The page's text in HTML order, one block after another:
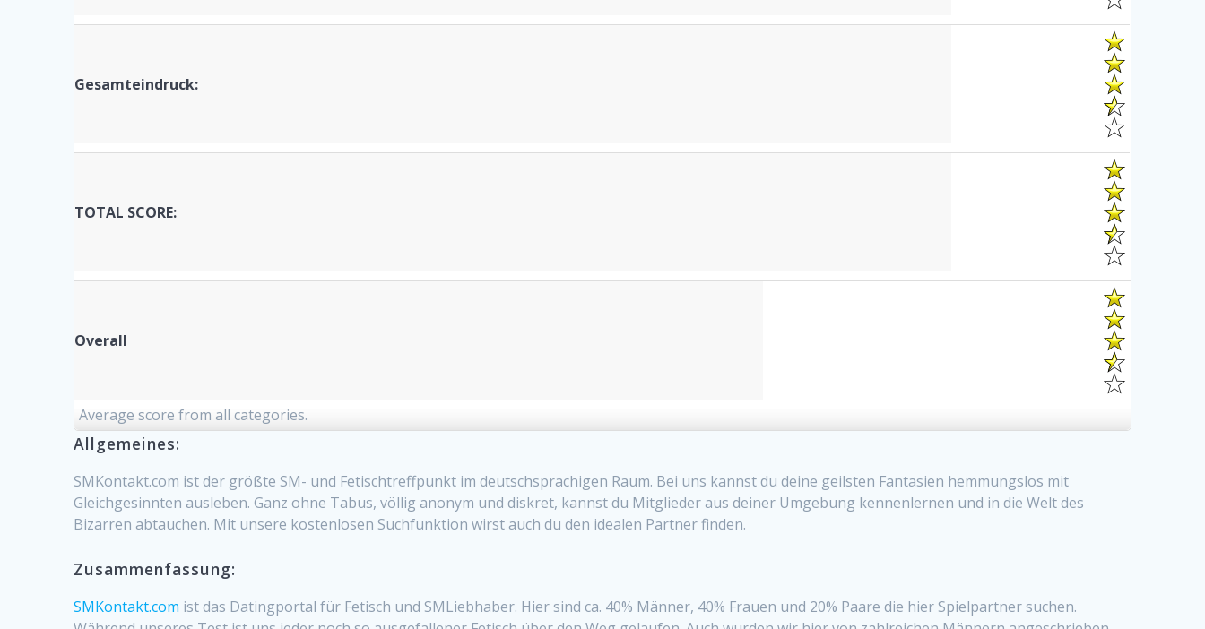
Gesamteindruck:
TOTAL SCORE:
Overall
Average score from all categories.
Allgemeines:
SMKontakt.com ist der größte SM- und Fetischtreffpunkt im deutschsprachigen Raum. Bei uns kannst du deine geilsten Fantasien hemmungslos mit
Gleichgesinnten ausleben. Ganz ohne Tabus, völlig anonym und diskret, kannst du Mitglieder aus deiner Umgebung kennenlernen und in die Welt des
Bizarren abtauchen. Mit unsere kostenlosen Suchfunktion wirst auch du den idealen Partner finden.
Zusammenfassung:
SMKontakt.com ist das Datingportal für Fetisch und SMLiebhaber. Hier sind ca. 40% Männer, 40% Frauen und 20% Paare die hier Spielpartner suchen.